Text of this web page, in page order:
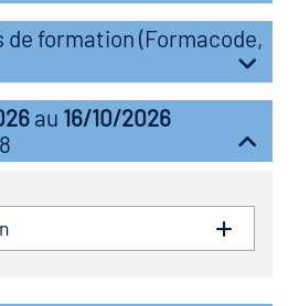
de formation (Formacode,
au 16/10/2026